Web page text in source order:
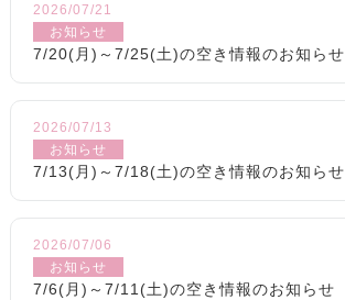
2026/07/21
お知らせ
7/20(月)～7/25(土)の空き情報のお知らせ
2026/07/13
お知らせ
7/13(月)～7/18(土)の空き情報のお知らせ
2026/07/06
お知らせ
7/6(月)～7/11(土)の空き情報のお知らせ